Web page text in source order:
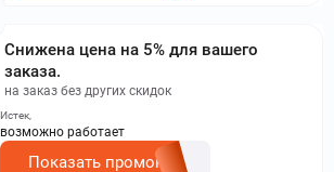
Снижена цена на 5% для вашего
заказа.
на заказ без других скидок
Истек,
возможно работает
Показать промокод